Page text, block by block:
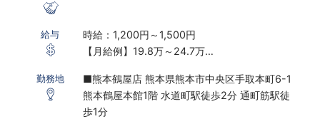
給与
時給：1,200円～1,500円
【月給例】19.8万～24.7万
※研修期間あり
※時給は経験・スキルにより決定いたします
勤務地
■熊本鶴屋店 熊本県熊本市中央区手取本町6-1
熊本鶴屋本館1階 水道町駅徒歩2分 通町筋駅徒
歩1分